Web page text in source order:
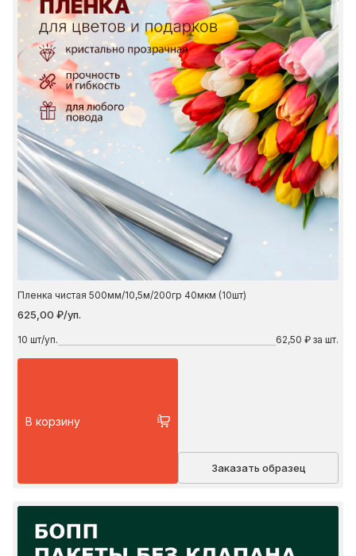
Пленка чистая 500мм/10,5м/200гр 40мкм (10шт)
625,00 ₽/уп.
10 шт/уп. 62,50 ₽ за шт.
В корзину
Заказать образец